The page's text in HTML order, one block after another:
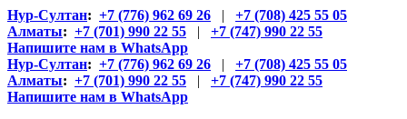
Нур-Султан: +7 (776) 962 69 26 | +7 (708) 425 55 05
Алматы: +7 (701) 990 22 55 | +7 (747) 990 22 55
Напишите нам в WhatsApp
Нур-Султан: +7 (776) 962 69 26 | +7 (708) 425 55 05
Алматы: +7 (701) 990 22 55 | +7 (747) 990 22 55
Напишите нам в WhatsApp